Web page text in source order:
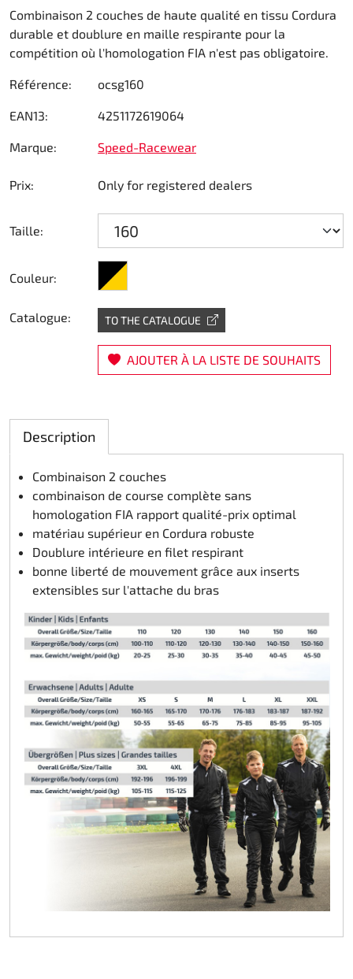
Combinaison 2 couches de haute qualité en tissu Cordura
durable et doublure en maille respirante pour la
compétition où l'homologation FIA n'est pas obligatoire.
Référence: ocsg160
EAN13: 4251172619064
Marque: Speed-Racewear
Prix: Only for registered dealers
Taille:
Couleur:
noir/jaune
Catalogue: TO THE CATALOGUE
AJOUTER À LA LISTE DE SOUHAITS
Description
Combinaison 2 couches
combinaison de course complète sans
homologation FIA rapport qualité-prix optimal
matériau supérieur en Cordura robuste
Doublure intérieure en filet respirant
bonne liberté de mouvement grâce aux inserts
extensibles sur l'attache du bras
Direction
Air
Plastique CIK
Plastique location
Plastique XTR 14
Plastique accessoires
RIMO Pièces d'origine
Rotax EVO DD2
Rotax EVO-MAX
Rotax XPS Kart Tech
Sièges
Courroie crantrée
Ignition